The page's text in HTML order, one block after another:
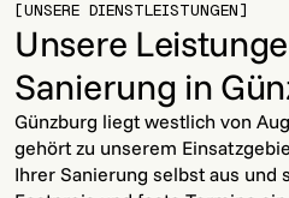
[UNSERE DIENSTLEISTUNGEN]
Unsere
Sanierung in
Günzburg liegt westlich von
gehört zu unserem
Ihrer Sanierung selbst aus und